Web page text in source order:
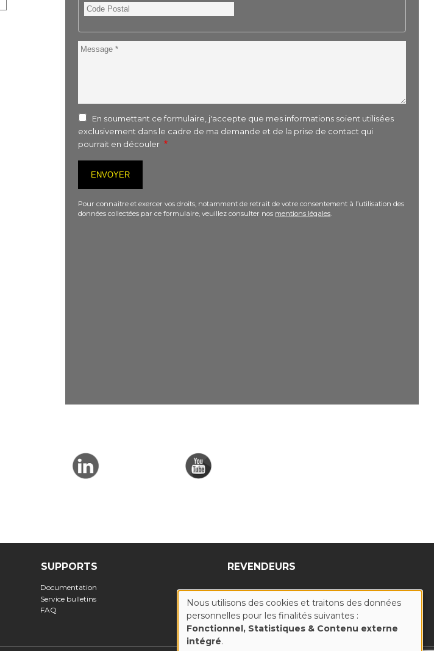
Code
Postal
Message
En soumettant ce formulaire, j'accepte que mes informations soient utilisées
exclusivement dans le cadre de ma demande et de la prise de contact qui
pourrait en découler
Pour connaitre et exercer vos droits, notamment de retrait de votre consentement à l’utilisation des
données collectées par ce formulaire, veuillez consulter nos mentions légales.
SUPPORTS
Documentation
Service bulletins
FAQ
REVENDEURS
UTILISATION
Nous utilisons des cookies et traitons des données
personnelles pour les finalités suivantes :
Fonctionnel, Statistiques & Contenu externe
intégré.